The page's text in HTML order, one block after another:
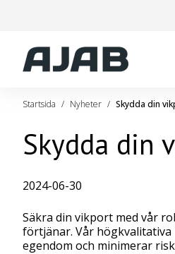
Startsida Nyheter Skydda din
Skydda din
2024-06-30
Säkra din vikport med vår
förtjänar. Vår
egendom och minimerar